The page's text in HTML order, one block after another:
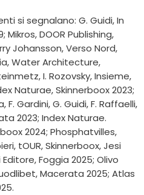
si segnalano: G. Guidi, In
Mikros, DOOR Publishing,
Johansson, Verso Nord,
Water Architecture,
I. Rozovsky, Insieme,
Naturae, Skinnerboox 2023;
Gardini, G. Guidi, F. Raffaelli,
2023; Index Naturae.
2024; Phosphatvilles,
tOUR, Skinnerboox, Jesi
Foggia 2025; Olivo
Macerata 2025; Atlas